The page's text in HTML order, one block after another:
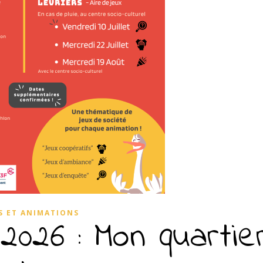
ET ANIMATIONS
: Mon